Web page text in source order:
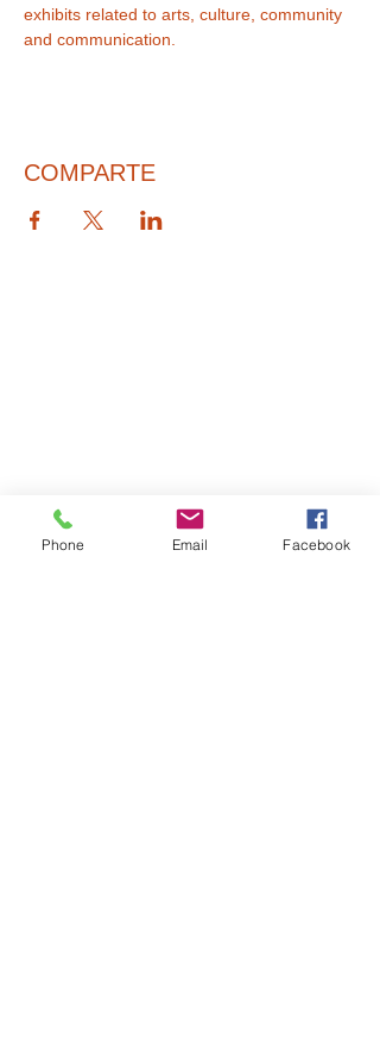
exhibits related to arts, culture, community
and communication.
COMPARTE
Phone Email Facebook